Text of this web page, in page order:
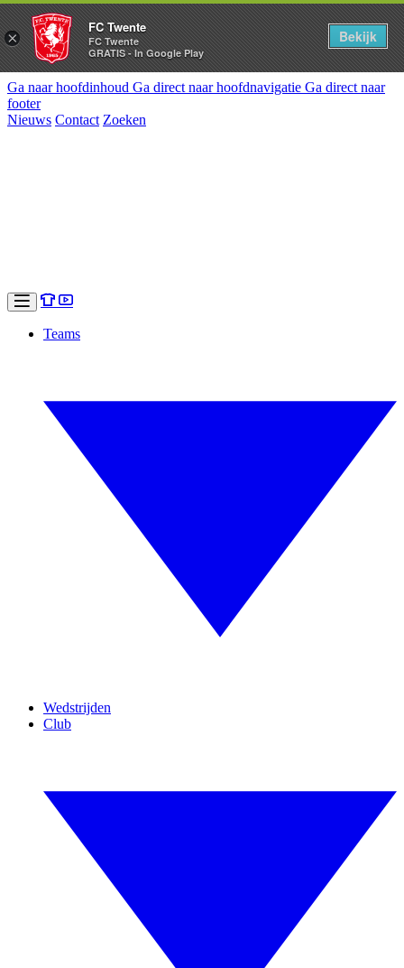
Ga naar hoofdinhoud Ga direct naar hoofdnavigatie Ga direct naar
footer
Nieuws Contact Zoeken
Teams
Wedstrijden
Club
×
FC Twente
FC Twente
GRATIS - In Google Play
Bekijk